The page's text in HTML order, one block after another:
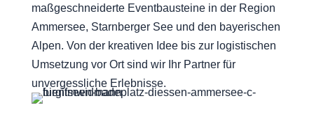
maßgeschneiderte Eventbausteine in der Region
Ammersee, Starnberger See und den bayerischen
Alpen. Von der kreativen Idee bis zur logistischen
Umsetzung vor Ort sind wir Ihr Partner für
unvergessliche Erlebnisse.